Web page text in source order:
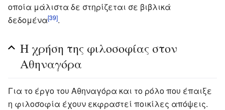
οποία μάλιστα δε στηρίζεται σε βιβλικά
δεδομένα[39].
Η χρήση της φιλοσοφίας στον
Αθηναγόρα
Για το έργο του Αθηναγόρα και το ρόλο που έπαιξε
η φιλοσοφία έχουν εκφραστεί ποικίλες απόψεις.